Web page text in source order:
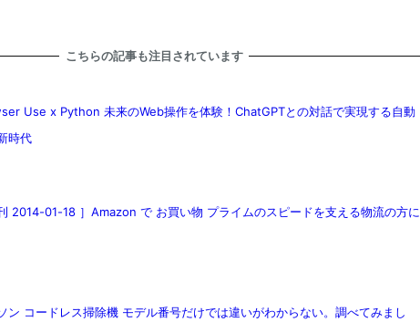
こちらの記事も注目されています
Use x Python 未来のWeb操作を体験！ChatGPTとの対話で実現する自動
時代
刊 2014-01-18 ］Amazon で お買い物 プライムのスピードを支える物流の方に
ン コードレス掃除機 モデル番号だけでは違いがわからない。調べてみまし